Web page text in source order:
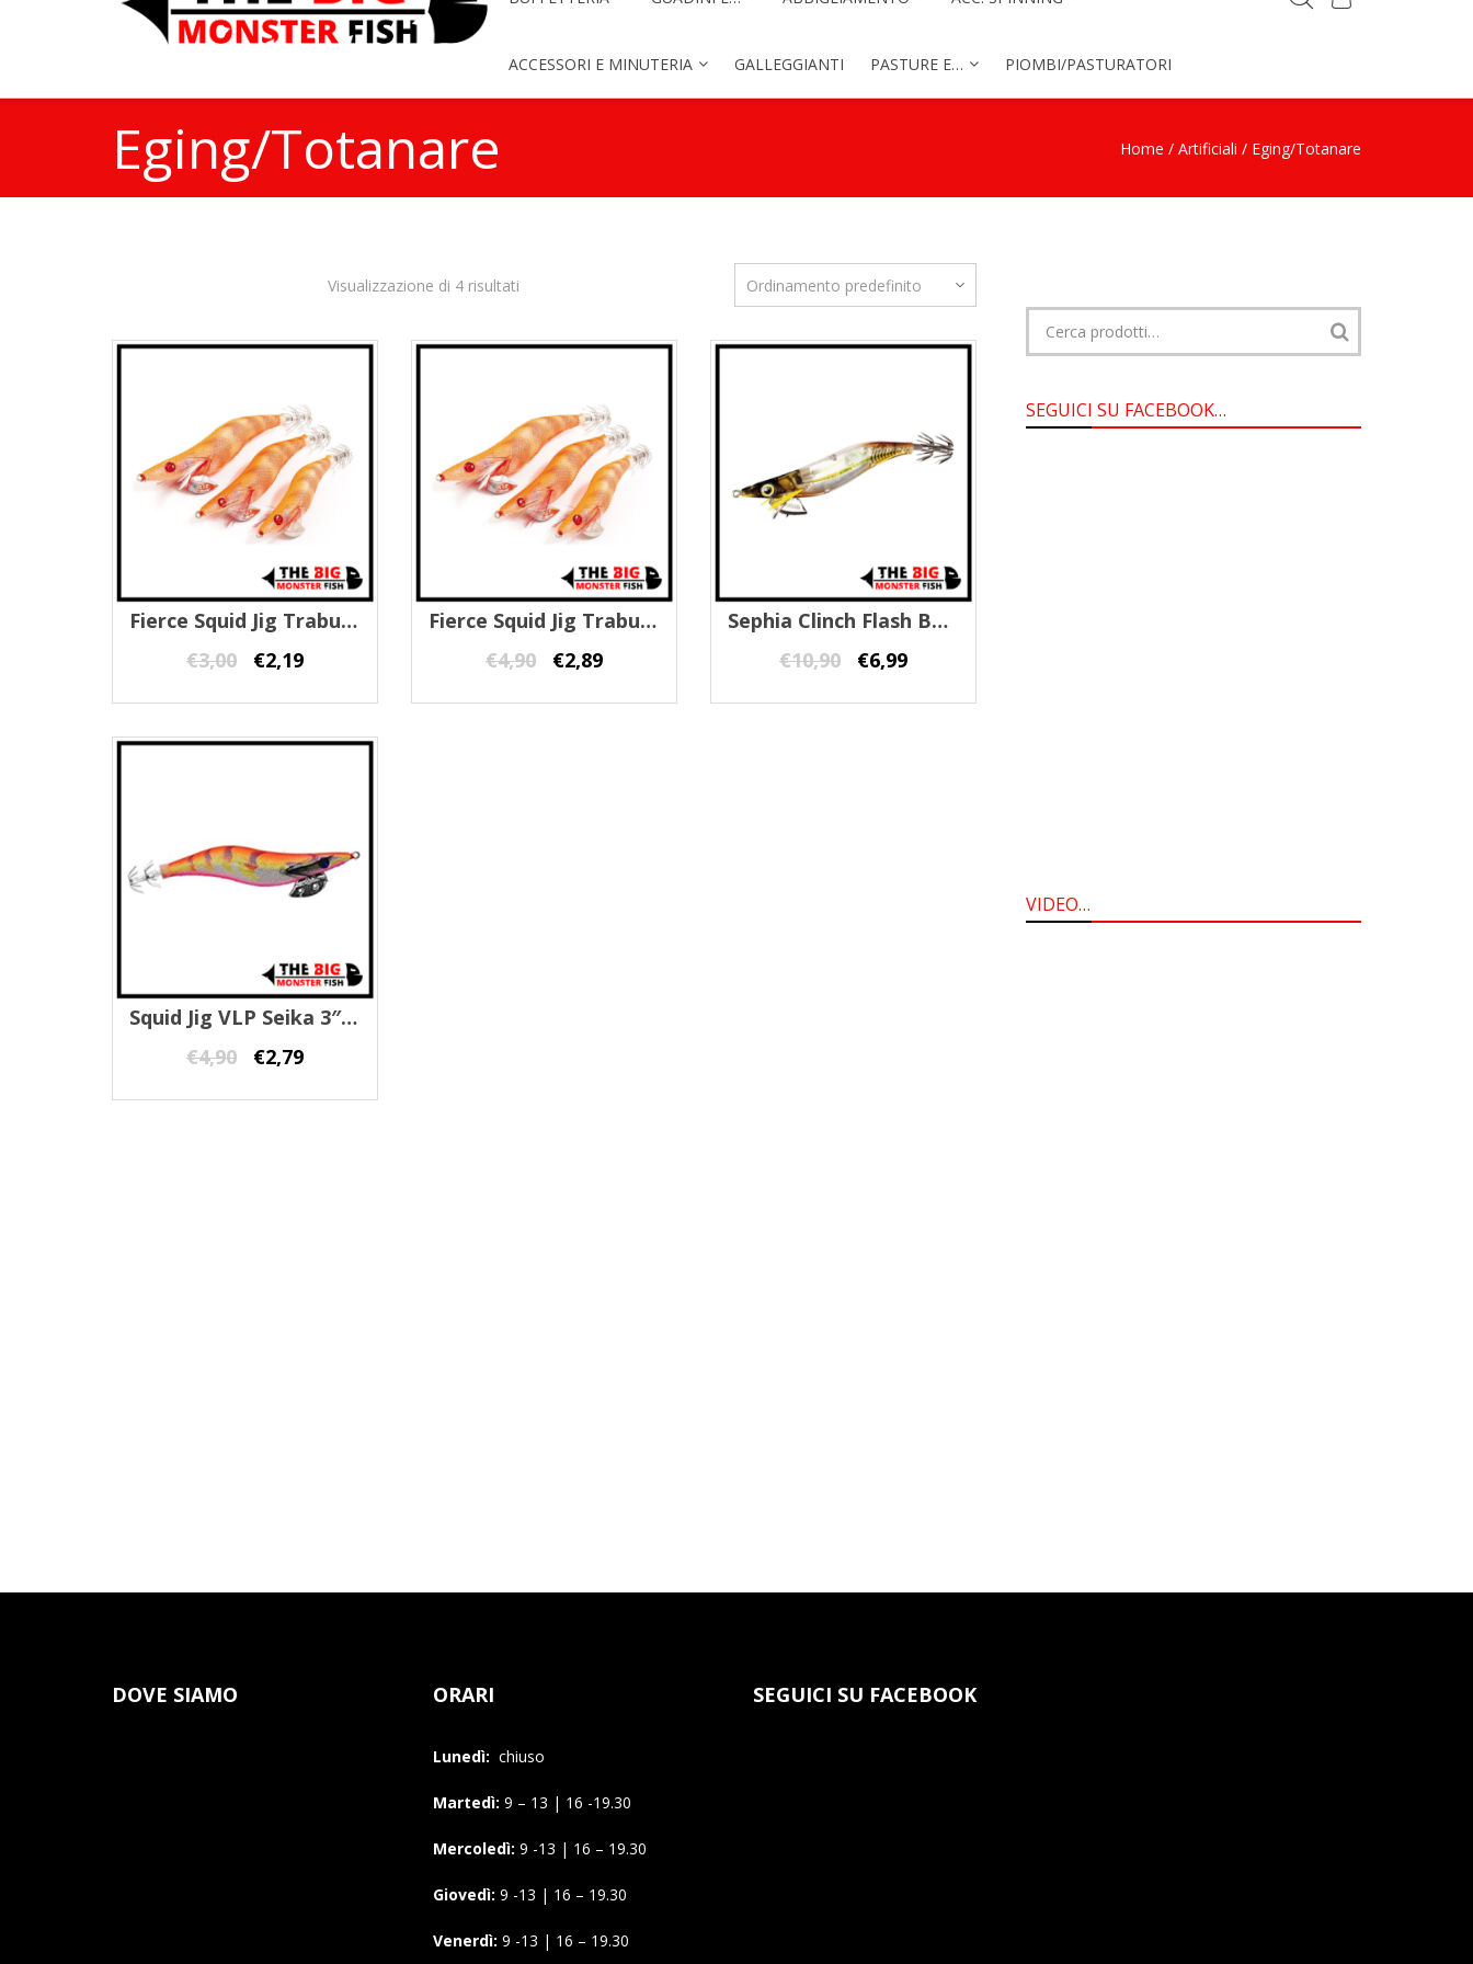
ACCESSORI E MINUTERIA GALLEGGIANTI PASTURE E… PIOMBI/PASTURATORI
Eging/Totanare Home / Artificiali / Eging/Totanare
Visualizzazione di 4 risultati
Fierce Squid Jig Trabucco #3.0
€3,00 €2,19
Fierce Squid Jig Trabucco #3.5
€4,90 €2,89
Sephia Clinch Flash Boost Shimano
€10,90 €6,99
Squid Jig VLP Seika 3″ Tubertini
€4,90 €2,79
SEGUICI SU FACEBOOK…
VIDEO…
DOVE SIAMO ORARI
Lunedì: chiuso
Martedì: 9 – 13 | 16 -19.30
Mercoledì: 9 -13 | 16 – 19.30
Giovedì: 9 -13 | 16 – 19.30
Venerdì: 9 -13 | 16 – 19.30
SEGUICI SU FACEBOOK